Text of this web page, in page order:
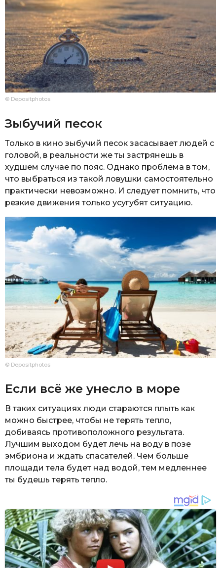
© Depositphotos
Зыбучий песок
Только в кино зыбучий песок засасывает людей с
головой, в реальности же ты застрянешь в
худшем случае по пояс. Однако проблема в том,
что выбраться из такой ловушки самостоятельно
практически невозможно. И следует помнить, что
резкие движения только усугубят ситуацию.
© Depositphotos
Если всё же унесло в море
В таких ситуациях люди стараются плыть как
можно быстрее, чтобы не терять тепло,
добиваясь противоположного результата.
Лучшим выходом будет лечь на воду в позе
эмбриона и ждать спасателей. Чем больше
площади тела будет над водой, тем медленнее
ты будешь терять тепло.